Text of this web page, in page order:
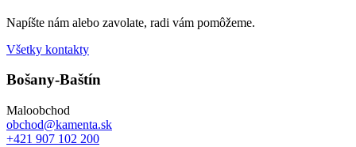
Napíšte nám alebo zavolate, radi vám pomôžeme.
Všetky kontakty
Bošany-Baštín
Maloobchod
obchod@kamenta.sk
+421 907 102 200